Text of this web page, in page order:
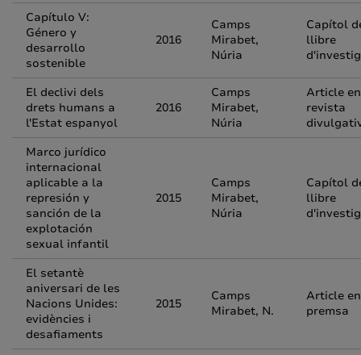
Capítulo V:
Género y
desarrollo
sostenible
2016
Camps
Mirabet,
Núria
Capítol
llibre
El declivi dels
drets humans a
l'Estat espanyol
2016
Camps
Mirabet,
Núria
Article en
revista
Marco jurídico
internacional
aplicable a la
represión y
sanción de la
explotación
sexual infantil
2015
Camps
Mirabet,
Núria
Capítol
llibre
El setantè
aniversari de les
Nacions Unides:
evidències i
desafiaments
2015
Camps
Mirabet, N.
Article en
premsa